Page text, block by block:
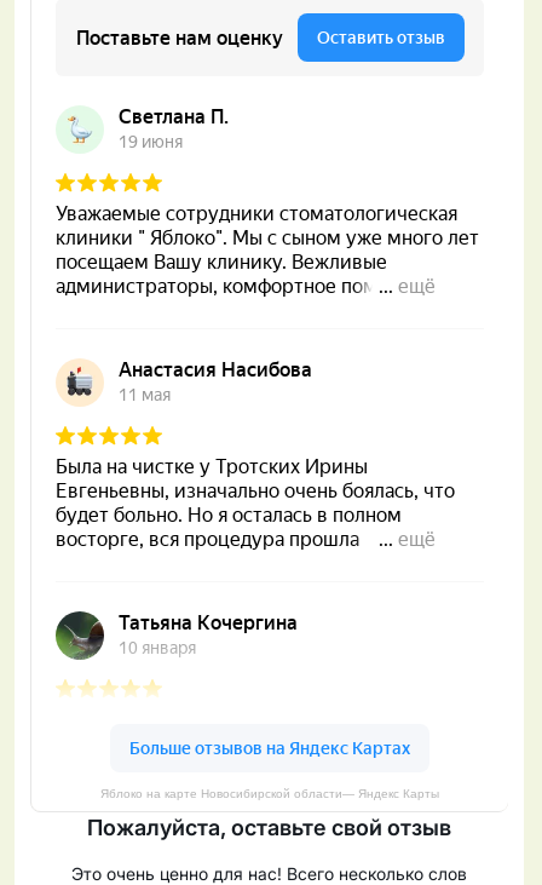
Яблоко на карте Новосибирской области— Яндекс Карты
Пожалуйста, оставьте свой отзыв
Это очень ценно для нас! Всего несколько слов